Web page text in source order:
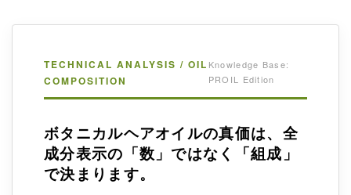
TECHNICAL ANALYSIS / OIL
COMPOSITION
Knowledge Base:
PROIL Edition
ボタニカルヘアオイルの真価は、全
成分表示の「数」ではなく「組成」
で決まります。